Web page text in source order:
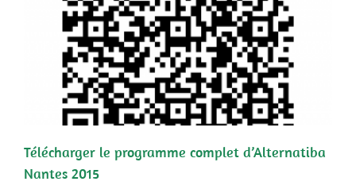
Télécharger le programme complet d’Alternatiba
Nantes 2015